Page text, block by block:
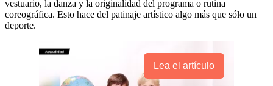
vestuario, la danza y la originalidad del programa o rutina
coreográfica. Esto hace del patinaje artístico algo más que sólo un
deporte.
Lea el artículo